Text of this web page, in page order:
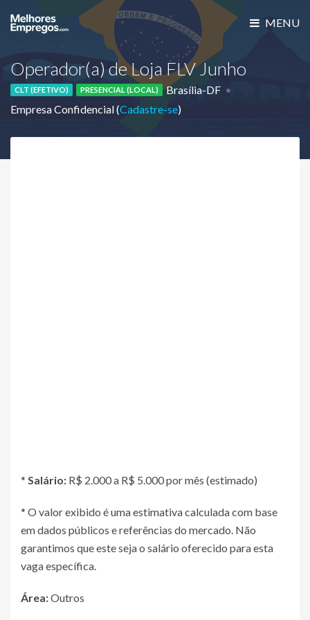
MENU
Operador(a) de Loja FLV Junho
CLT (EFETIVO) PRESENCIAL (LOCAL)
Brasília-DF
Empresa Confidencial (Cadastre-se)
* Salário: R$ 2.000 a R$ 5.000 por mês (estimado)
* O valor exibido é uma estimativa calculada com base
em dados públicos e referências do mercado. Não
garantimos que este seja o salário oferecido para esta
vaga específica.
Área:Outros